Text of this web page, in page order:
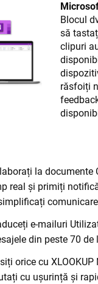
Blocul
să
clipuri
răsfoiți
la documente
real și primiți
e-mailuri
din peste 70
orice cu
cu ușurință și